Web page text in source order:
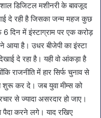
डिजिटल मशीनरी के बावजूद
दे रही है जिसका जन्म महज कुछ
दिन में इंस्टाग्राम पर एक करोड़
है। उधर बीजेपी का इंस्टा
दे रहा है। यही वो आंकड़ा है
राजनीति में हार सिर्फ चुनाव से
शुरू कर दे। जब युवा मीम्स को
से ज्यादा असरदार हो जाए।
करने लगे। याद रखिए